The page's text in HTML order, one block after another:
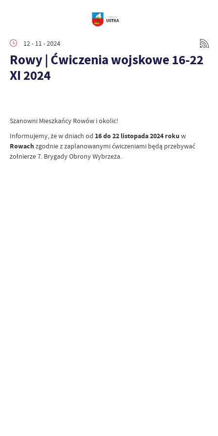
12 - 11 - 2024
Rowy | Ćwiczenia wojskowe 16-22
XI 2024
Szanowni Mieszkańcy Rowów i okolic!
Informujemy, że w dniach od 16 do 22 listopada 2024 roku w
Rowachzgodnie z zaplanowanymi ćwiczeniami będą przebywać
żołnierze 7. Brygady Obrony Wybrzeża.